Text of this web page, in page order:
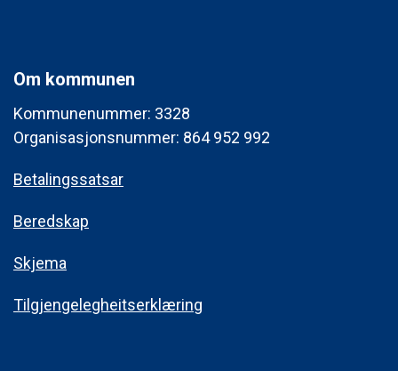
Om kommunen
Kommunenummer: 3328
Organisasjonsnummer: 864 952 992
Betalingssatsar
Beredskap
Skjema
Tilgjengelegheitserklæring